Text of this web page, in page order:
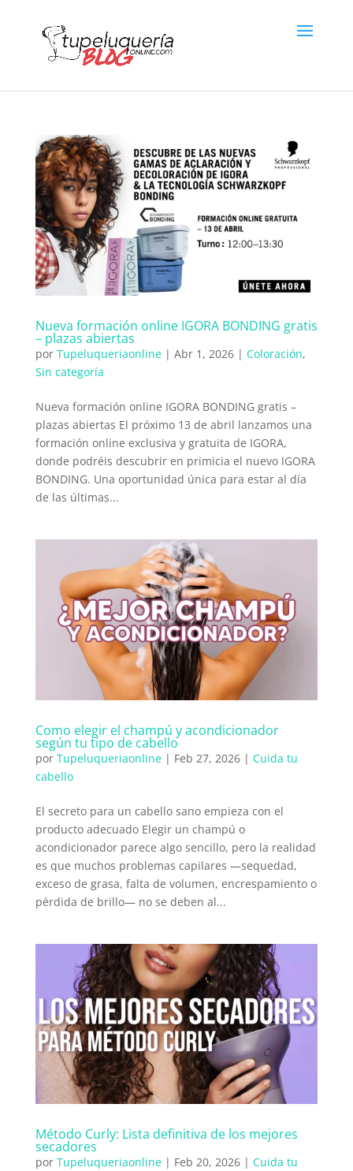
Nueva formación online IGORA BONDING gratis
– plazas abiertas
por Tupeluqueriaonline| Abr 1, 2026| Coloración,
Sin categoría
Nueva formación online IGORA BONDING gratis –
plazas abiertas El próximo 13 de abril lanzamos una
formación online exclusiva y gratuita de IGORA,
donde podréis descubrir en primicia el nuevo IGORA
BONDING. Una oportunidad única para estar al día
de las últimas...
Como elegir el champú y acondicionador
según tu tipo de cabello
por Tupeluqueriaonline| Feb 27, 2026| Cuida tu
cabello
El secreto para un cabello sano empieza con el
producto adecuado Elegir un champú o
acondicionador parece algo sencillo, pero la realidad
es que muchos problemas capilares —sequedad,
exceso de grasa, falta de volumen, encrespamiento o
pérdida de brillo— no se deben al...
Método Curly: Lista definitiva de los mejores
secadores
por Tupeluqueriaonline| Feb 20, 2026| Cuida tu